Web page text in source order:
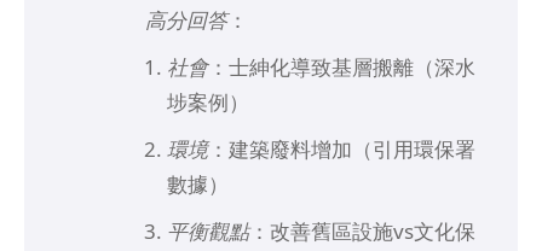
高分回答：
社會：士紳化導致基層搬離（深水
埗案例）
環境：建築廢料增加（引用環保署
數據）
平衡觀點：改善舊區設施vs文化保